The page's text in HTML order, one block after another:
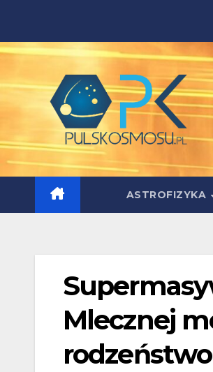
content
ASTROFIZYKA
Mlecznej
rodzeństwo